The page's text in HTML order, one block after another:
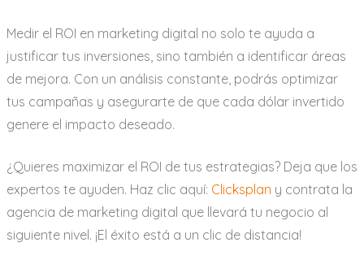
Medir el ROI en marketing digital no solo te ayuda a
justificar tus inversiones, sino también a identificar áreas
de mejora. Con un análisis constante, podrás optimizar
tus campañas y asegurarte de que cada dólar invertido
genere el impacto deseado.
¿Quieres maximizar el ROI de tus estrategias? Deja que los
expertos te ayuden. Haz clic aquí: Clicksplan y contrata la
agencia de marketing digital que llevará tu negocio al
siguiente nivel. ¡El éxito está a un clic de distancia!